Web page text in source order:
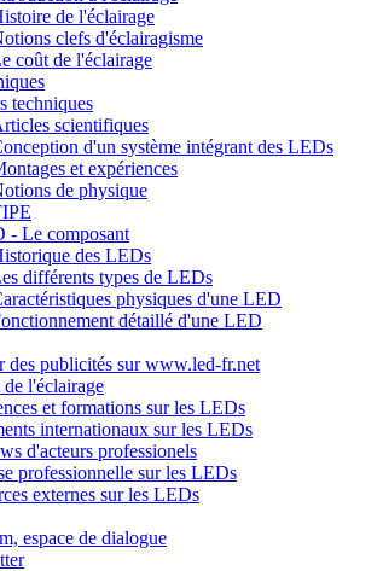
de l'éclairage
clefs d'éclairagisme
coût de l'éclairage
techniques
scientifiques
d'un système intégrant des LEDs
et expériences
de physique
- Le composant
des LEDs
différents types de LEDs
physiques d'une LED
détaillé d'une LED
des publicités sur www.led-fr.net
l'éclairage
et formations sur les LEDs
internationaux sur les LEDs
d'acteurs professionels
professionnelle sur les LEDs
externes sur les LEDs
espace de dialogue